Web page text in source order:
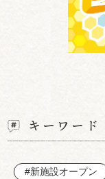
キーワード
#新施設オープン